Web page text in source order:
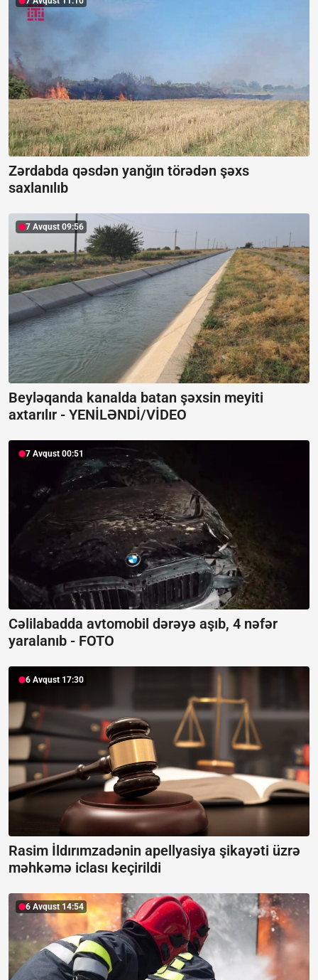
Zərdabda qəsdən yanğın törədən şəxs
saxlanılıb
7 Avqust 09:56
Beyləqanda kanalda batan şəxsin meyiti
axtarılır - YENİLƏNDİ/VİDEO
7 Avqust 00:51
Cəlilabadda avtomobil dərəyə aşıb, 4 nəfər
yaralanıb - FOTO
6 Avqust 17:30
Rasim İldırımzadənin apellyasiya şikayəti üzrə
məhkəmə iclası keçirildi
6 Avqust 14:54